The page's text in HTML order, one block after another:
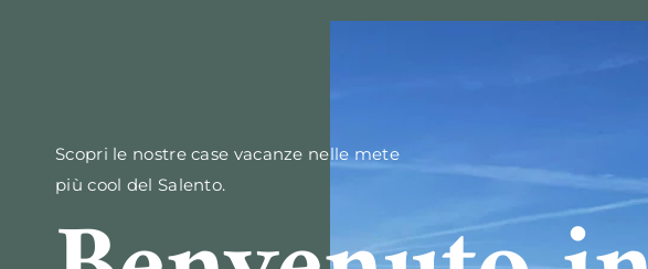
Scopri le nostre case vacanze nelle mete
più cool del Salento.